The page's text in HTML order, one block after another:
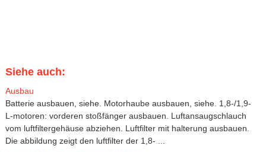
Siehe auch:
Ausbau
Batterie ausbauen, siehe. Motorhaube ausbauen, siehe. 1,8-/1,9-
L-motoren: vorderen stoßfänger ausbauen. Luftansaugschlauch
vom luftfiltergehäuse abziehen. Luftfilter mit halterung ausbauen.
Die abbildung zeigt den luftfilter der 1,8- ...